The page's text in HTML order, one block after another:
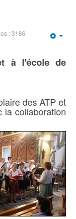
: 3186
à l'école de
des ATP et
la collaboration